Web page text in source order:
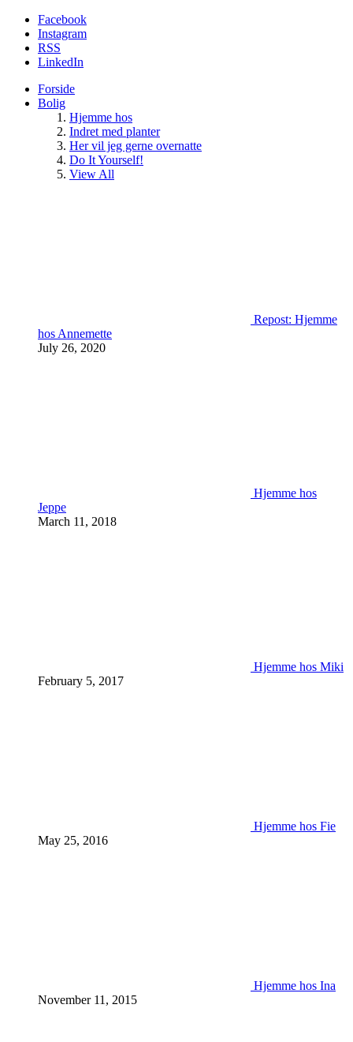
Facebook
Instagram
RSS
LinkedIn
Forside
Bolig
Hjemme hos
Indret med planter
Her vil jeg gerne overnatte
Do It Yourself!
View All
Repost: Hjemme
hos Annemette
July 26, 2020
Hjemme hos
Jeppe
March 11, 2018
Hjemme hos Miki
February 5, 2017
Hjemme hos Fie
May 25, 2016
Hjemme hos Ina
November 11, 2015